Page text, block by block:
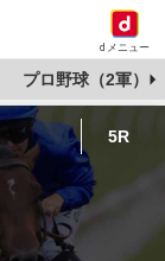
dメニュー
プロ野球（2軍）
5R